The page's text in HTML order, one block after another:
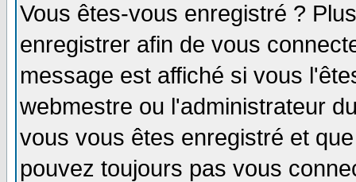
Vous êtes-vous enregistré ?
enregistrer afin de vous
message est affiché si vous
webmestre ou l'administrateur
vous vous êtes enregistré et
pouvez toujours pas vous